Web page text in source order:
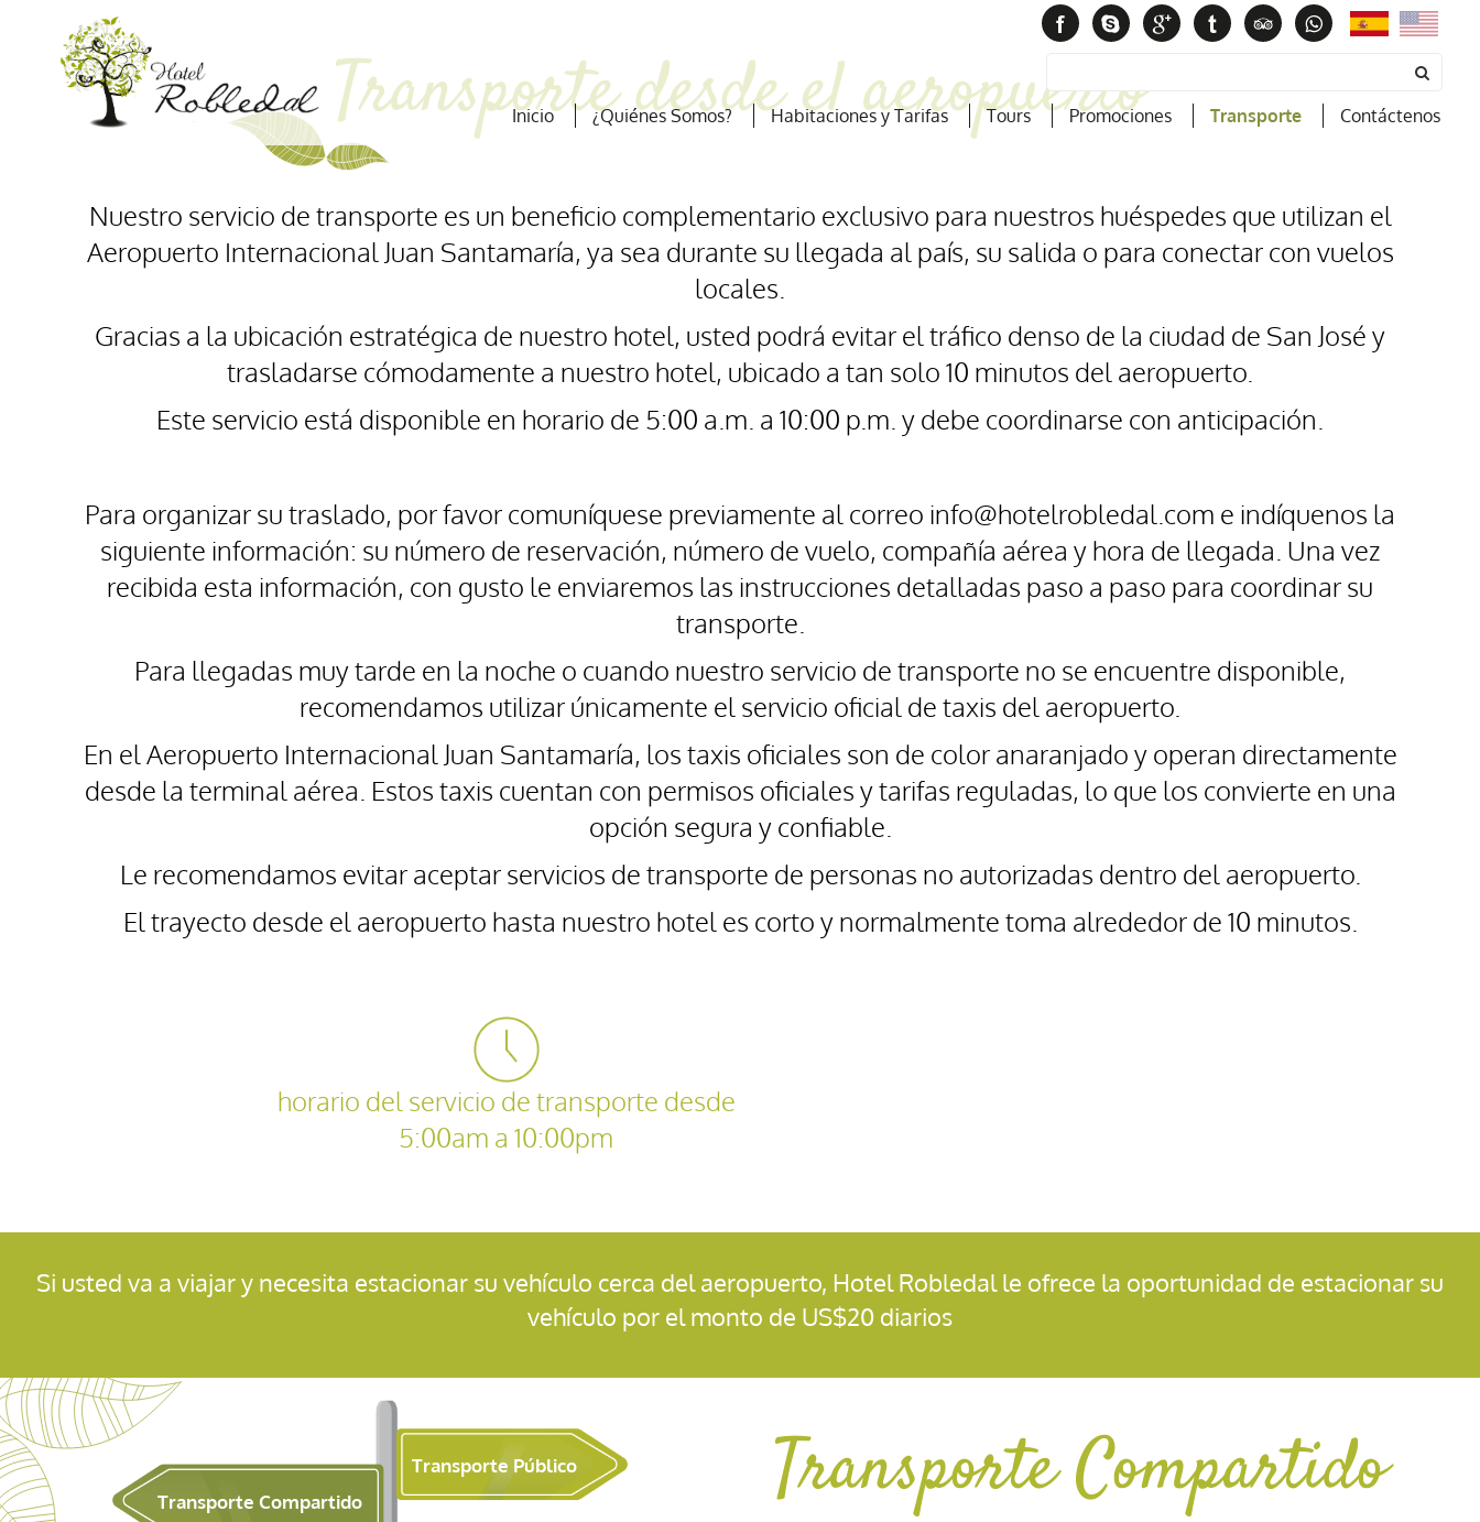
EspañolEnglish
Inicio ¿Quiénes Somos? Habitaciones y Tarifas Tours Promociones Transporte Contáctenos
Transporte desde el aeropuerto
Nuestro servicio de transporte es un beneficio complementario exclusivo para nuestros huéspedes que utilizan el
Aeropuerto Internacional Juan Santamaría, ya sea durante su llegada al país, su salida o para conectar con vuelos
locales.
Gracias a la ubicación estratégica de nuestro hotel, usted podrá evitar el tráfico denso de la ciudad de San José y
trasladarse cómodamente a nuestro hotel, ubicado a tan solo 10 minutos del aeropuerto.
Este servicio está disponible en horario de 5:00 a.m. a 10:00 p.m. y debe coordinarse con anticipación.
Para organizar su traslado, por favor comuníquese previamente al correo info@hotelrobledal.com e indíquenos la
siguiente información: su número de reservación, número de vuelo, compañía aérea y hora de llegada. Una vez
recibida esta información, con gusto le enviaremos las instrucciones detalladas paso a paso para coordinar su
transporte.
Para llegadas muy tarde en la noche o cuando nuestro servicio de transporte no se encuentre disponible,
recomendamos utilizar únicamente el servicio oficial de taxis del aeropuerto.
En el Aeropuerto Internacional Juan Santamaría, los taxis oficiales son de color anaranjado y operan directamente
desde la terminal aérea. Estos taxis cuentan con permisos oficiales y tarifas reguladas, lo que los convierte en una
opción segura y confiable.
Le recomendamos evitar aceptar servicios de transporte de personas no autorizadas dentro del aeropuerto.
El trayecto desde el aeropuerto hasta nuestro hotel es corto y normalmente toma alrededor de 10 minutos.
horario del servicio de transporte desde
5:00am a 10:00pm
Si usted va a viajar y necesita estacionar su vehículo cerca del aeropuerto, Hotel Robledal le ofrece la oportunidad de estacionar su
vehículo por el monto de US$20 diarios
Transporte Compartido
Transporte Público Transporte Compartido